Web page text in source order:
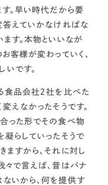
。早い時代だから要
答えていかなければな
ます。本物といいなが
客様が変わっていく、
です。
食品会社２社を比べた
えなかったそうです。
った形でその食べ物
凝らしていったそうで
ますから、それに対し
々で言えば、昔はバナ
いから、何を提供す